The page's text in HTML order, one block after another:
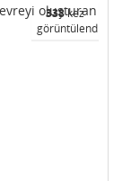
338kez
görüntülendi
oluşturan